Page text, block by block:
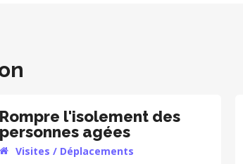
Rompre l'isolement des
personnes agées
Visites / Déplacements